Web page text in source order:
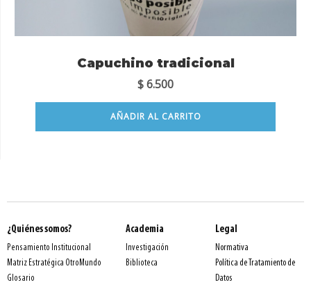
Capuchino tradicional
$6.500
AÑADIR AL CARRITO
¿Quiénes somos?
Pensamiento Institucional
Matriz Estratégica OtroMundo
Glosario
Academia
Investigación
Biblioteca
Legal
Normativa
Política de Tratamiento de
Datos